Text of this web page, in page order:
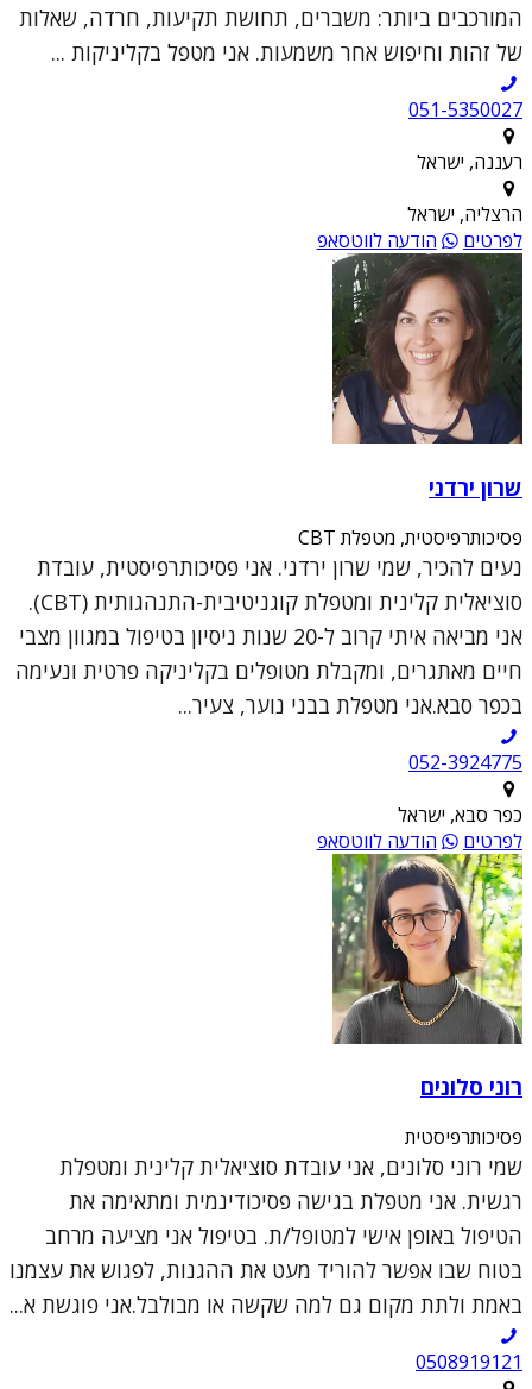
המורכבים ביותר: משברים, תחושת תקיעות, חרדה, שאלות
של זהות וחיפוש אחר משמעות. אני מטפל בקליניקות ...
051-5350027
רעננה, ישראל
הרצליה, ישראל
לפרטים
הודעה לווטסאפ
שרון ירדני
פסיכותרפיסטית, מטפלת CBT
נעים להכיר, שמי שרון ירדני. אני פסיכותרפיסטית, עובדת
סוציאלית קלינית ומטפלת קוגניטיבית-התנהגותית (CBT).
אני מביאה איתי קרוב ל-20 שנות ניסיון בטיפול במגוון מצבי
חיים מאתגרים, ומקבלת מטופלים בקליניקה פרטית ונעימה
בכפר סבא.אני מטפלת בבני נוער, צעיר...
052-3924775
כפר סבא, ישראל
לפרטים
הודעה לווטסאפ
רוני סלונים
פסיכותרפיסטית
שמי רוני סלונים, אני עובדת סוציאלית קלינית ומטפלת
רגשית. אני מטפלת בגישה פסיכודינמית ומתאימה את
הטיפול באופן אישי למטופל/ת. בטיפול אני מציעה מרחב
בטוח שבו אפשר להוריד מעט את ההגנות, לפגוש את עצמנו
באמת ולתת מקום גם למה שקשה או מבולבל.אני פוגשת א...
0508919121